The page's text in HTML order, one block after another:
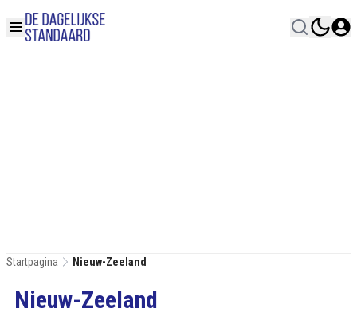
Startpagina Nieuw-Zeeland
Nieuw-Zeeland